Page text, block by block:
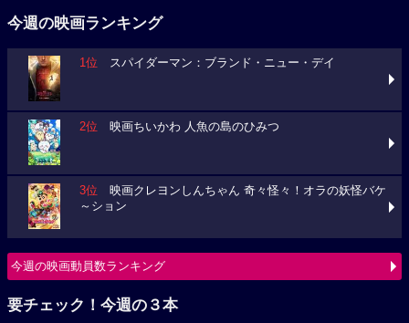
今週の映画ランキング
1位 スパイダーマン：ブランド・ニュー・デイ
2位 映画ちいかわ 人魚の島のひみつ
3位 映画クレヨンしんちゃん 奇々怪々！オラの妖怪バケ
～ション
今週の映画動員数ランキング
要チェック！今週の３本